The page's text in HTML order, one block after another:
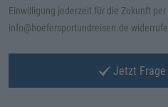
Einwilligung jederzeit für die Zukunft per
info@hoefersportundreisen.de
Jetzt